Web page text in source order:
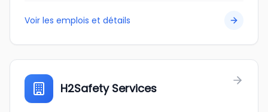
Voir les emplois et détails
H2Safety Services